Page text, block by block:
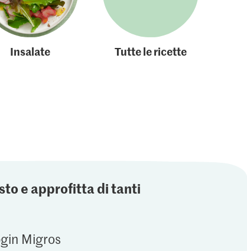
Insalate Tutte le ricette
e approfitta di tanti
Migros